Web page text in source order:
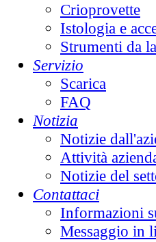
Crioprovette
Istologia e
Strumenti da
Servizio
Scarica
FAQ
Notizia
Notizie
Attività
Notizie del
Contattaci
Informazioni
Messaggio in